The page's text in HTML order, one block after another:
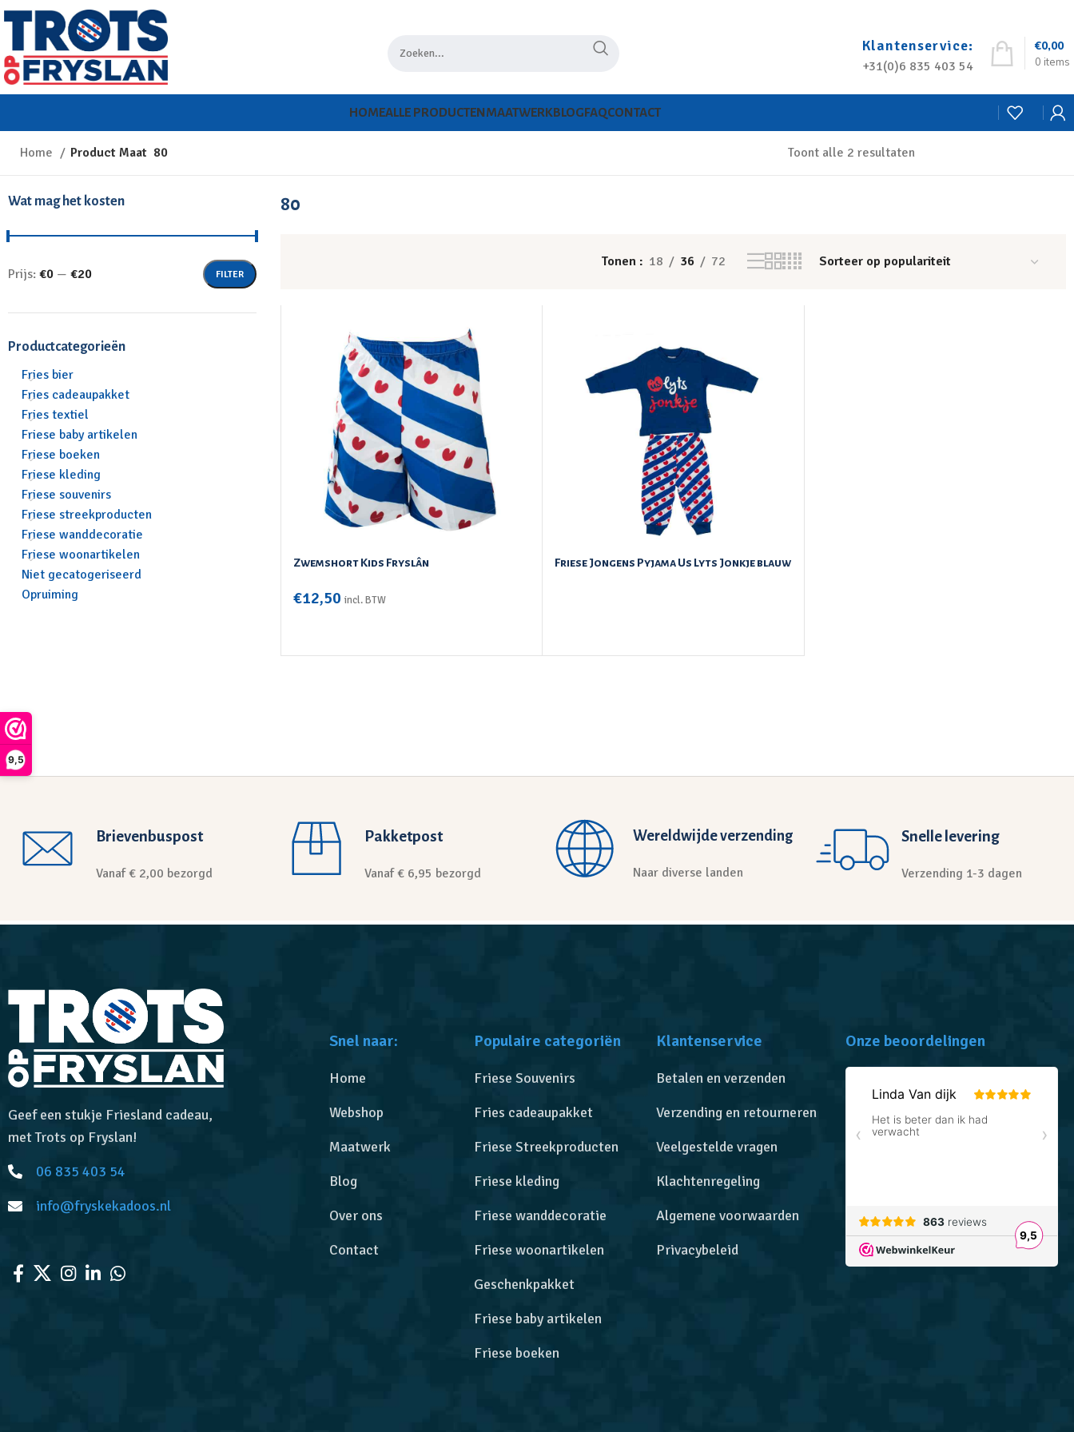
9,5
Klantenservice:
+31(0)6 835 403 54 0 items
€0,00
HOMEALLE PRODUCTENMAATWERKBLOGFAQCONTACT
Home Product Maat 80 Toont alle 2 resultaten
Wat mag het kosten
FILTER
Prijs:€0 —€20
Productcategorieën
Fries bier
Fries cadeaupakket
Fries textiel
Friese baby artikelen
Friese boeken
Friese kleding
Friese souvenirs
Friese streekproducten
Friese wanddecoratie
Friese woonartikelen
Niet gecatogeriseerd
Opruiming
80
Tonen 18 36 72
Zwemshort Kids Fryslân
€12,50 incl. BTW
Friese Jongens Pyjama Us Lyts Jonkje blauw
Brievenbuspost
Vanaf € 2,00 bezorgd
Pakketpost
Vanaf € 6,95 bezorgd
Wereldwijde verzending
Naar diverse landen
Snelle levering
Verzending 1-3 dagen
Geef een stukje Friesland cadeau,
met Trots op Fryslan!
06 835 403 54
info@fryskekadoos.nl
Snel naar:
Home
Webshop
Maatwerk
Blog
Over ons
Contact
Populaire categoriën
Friese Souvenirs
Fries cadeaupakket
Friese Streekproducten
Friese kleding
Friese wanddecoratie
Friese woonartikelen
Geschenkpakket
Friese baby artikelen
Friese boeken
Klantenservice
Betalen en verzenden
Verzending en retourneren
Veelgestelde vragen
Klachtenregeling
Algemene voorwaarden
Privacybeleid
Onze beoordelingen